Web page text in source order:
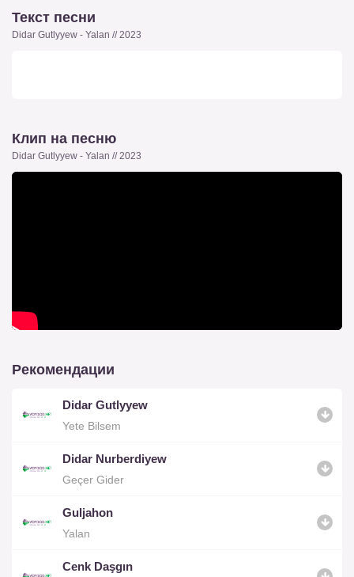
Текст песни
Didar Gutlyyew - Yalan // 2023
Клип на песню
Didar Gutlyyew - Yalan // 2023
Рекомендации
Didar Gutlyyew
Yete Bilsem
Didar Nurberdiyew
Geçer Gider
Guljahon
Yalan
Cenk Daşgın